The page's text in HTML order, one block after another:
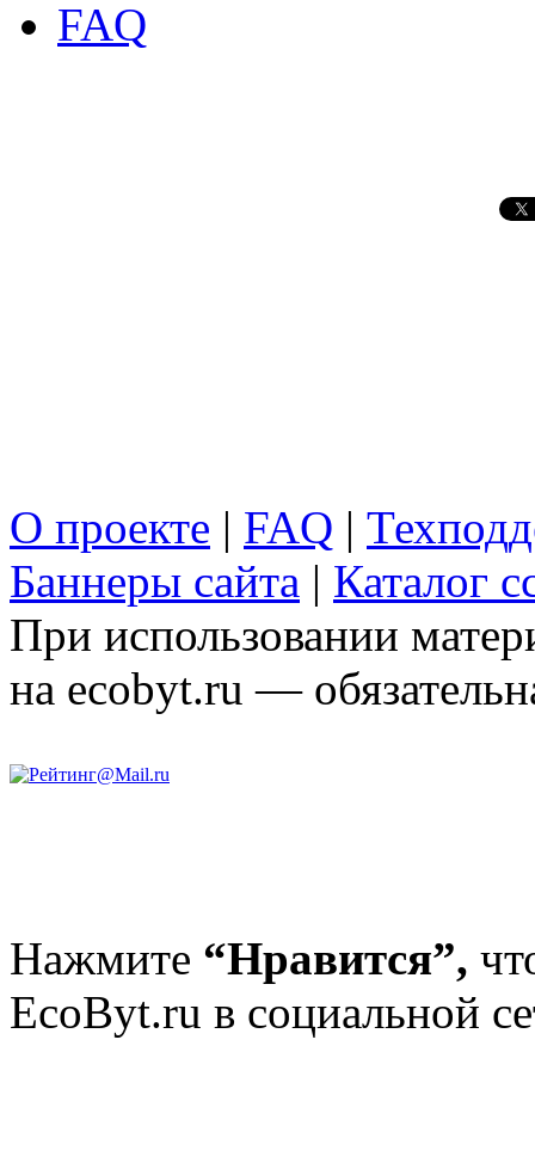
FAQ
О проекте | FAQ |
Баннеры сайта | Каталог
При использовании
на ecobyt.ru —
Нажмите “Нравится”,
EcoByt.ru в социальной